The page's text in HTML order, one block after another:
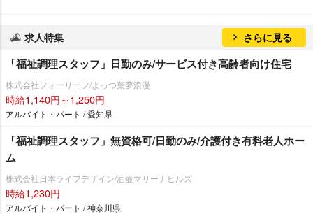
求人特集 さらに見る
「福祉調理スタッフ」日勤のみ/サービス付き高齢者向け住宅
株式会社フォーリーフ/よっつ葉夢浪漫
時給1,140円～1,250円
アルバイト・パート / 愛知県
「福祉調理スタッフ」無資格可/日勤のみ/介護付き有料老人ホー
ム
株式会社日本ライフデザイン/油壺マリーナヒルズ
時給1,230円
アルバイト・パート / 神奈川県